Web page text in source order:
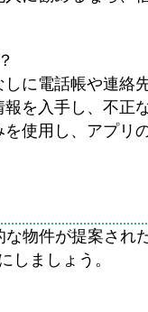
に電話帳や連絡
を入手し、不正
使用し、アプリ
物件が提案され
しましょう。